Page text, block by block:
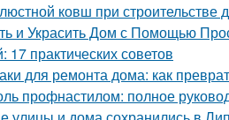
ковш при
и Украсить Дом с Помощью
практических советов
для ремонта дома: как
профнастилом: полное